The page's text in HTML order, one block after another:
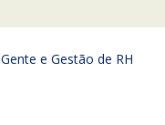
Gente e Gestão de RH